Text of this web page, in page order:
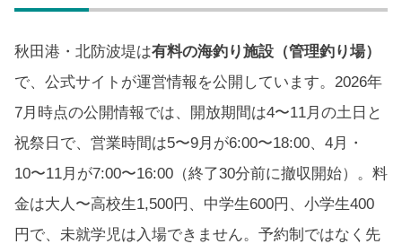
秋田港・北防波堤は有料の海釣り施設（管理釣り場）
で、公式サイトが運営情報を公開しています。2026年
7月時点の公開情報では、開放期間は4〜11月の土日と
祝祭日で、営業時間は5〜9月が6:00〜18:00、4月・
10〜11月が7:00〜16:00（終了30分前に撤収開始）。料
金は大人〜高校生1,500円、中学生600円、小学生400
円で、未就学児は入場できません。予約制ではなく先